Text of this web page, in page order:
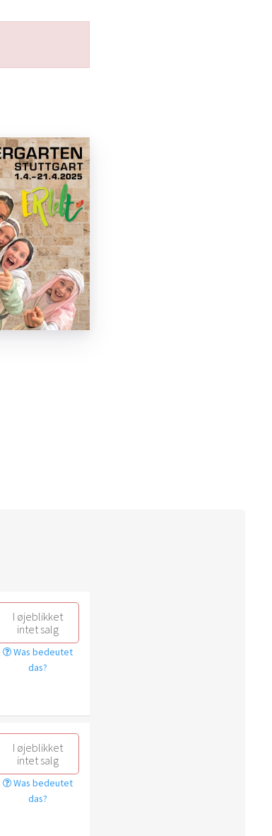
I øjeblikket
intet salg
Was bedeutet
das?
I øjeblikket
intet salg
Was bedeutet
das?